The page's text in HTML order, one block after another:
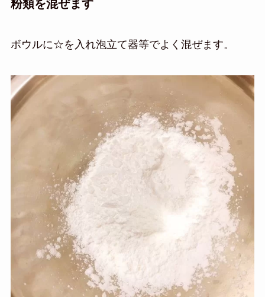
粉類を混ぜます
ボウルに☆を入れ泡立て器等でよく混ぜます。